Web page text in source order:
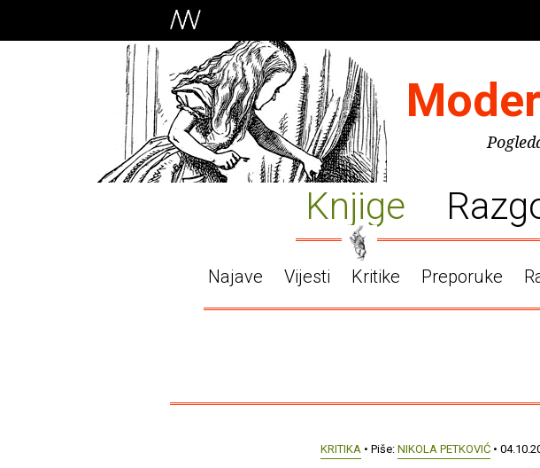
Knjige
Najave Vijesti Kritike Preporuke
KRITIKA • Piše: NIKOLA PETKOVIĆ •